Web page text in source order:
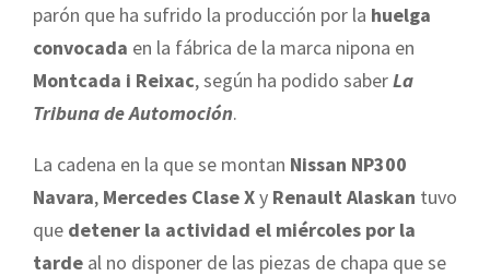
parón que ha sufrido la producción por la huelga
convocada en la fábrica de la marca nipona en
Montcada i Reixac, según ha podido saberLa
Tribuna de Automoción.
La cadena en la que se montan Nissan NP300
Navara, Mercedes Clase Xy Renault Alaskan tuvo
que detener la actividad el miércoles por la
tarde al no disponer de las piezas de chapa que se